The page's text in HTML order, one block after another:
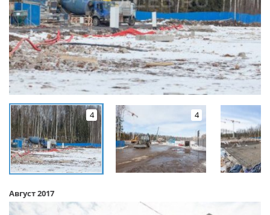
4 4
Август 2017